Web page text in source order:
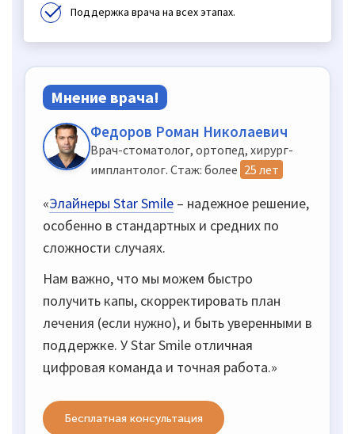
Поддержка врача на всех этапах.
Мнение врача!
Федоров Роман Николаевич
Врач-стоматолог, ортопед, хирург-
имплантолог. Стаж: более 25 лет
«Элайнеры Star Smile – надежное решение,
особенно в стандартных и средних по
сложности случаях.
Нам важно, что мы можем быстро
получить капы, скорректировать план
лечения (если нужно), и быть уверенными в
поддержке. У Star Smile отличная
цифровая команда и точная работа.»
Бесплатная консультация